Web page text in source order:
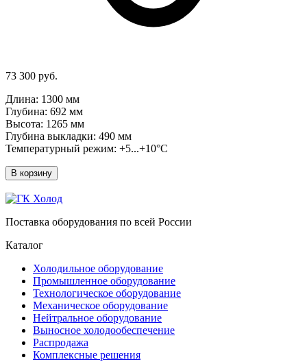
73 300 руб.
Длина: 1300 мм
Глубина: 692 мм
Высота: 1265 мм
Глубина выкладки: 490 мм
Температурный режим: +5...+10°C
В корзину
Поставка оборудования по всей России
Каталог
Холодильное оборудование
Промышленное оборудование
Технологическое оборудование
Механическое оборудование
Нейтральное оборудование
Выносное холодообеспечение
Распродажа
Комплексные решения